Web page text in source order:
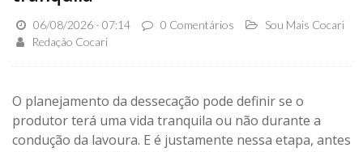
06/08/2026 - 07:14 0 Comentários
Sou Mais Cocari
Redação Cocari
O planejamento da dessecação pode definir se o
produtor terá uma vida tranquila ou não durante a
condução da lavoura. E é justamente nessa etapa, antes